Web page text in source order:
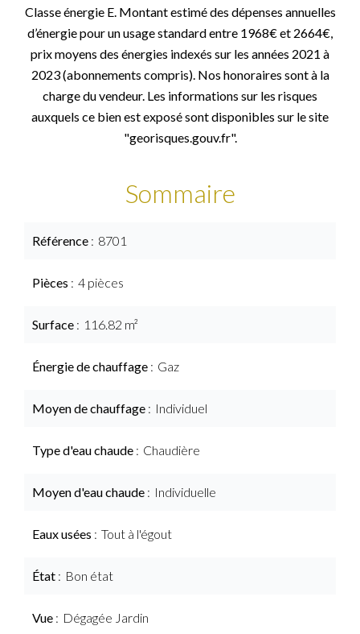
Classe énergie E. Montant estimé des dépenses annuelles
d’énergie pour un usage standard entre 1968€ et 2664€,
prix moyens des énergies indexés sur les années 2021 à
2023 (abonnements compris). Nos honoraires sont à la
charge du vendeur. Les informations sur les risques
auxquels ce bien est exposé sont disponibles sur le site
"georisques.gouv.fr".
Sommaire
Référence 8701
Pièces 4 pièces
Surface 116.82 m²
Énergie de chauffage Gaz
Moyen de chauffage Individuel
Type d'eau chaude Chaudière
Moyen d'eau chaude Individuelle
Eaux usées Tout à l'égout
État Bon état
Vue Dégagée Jardin